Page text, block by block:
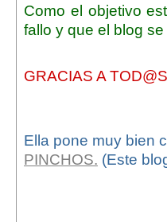
Como el objetivo
fallo y que el blog
GRACIAS A
Ella pone muy bien
PINCHOS. (Este